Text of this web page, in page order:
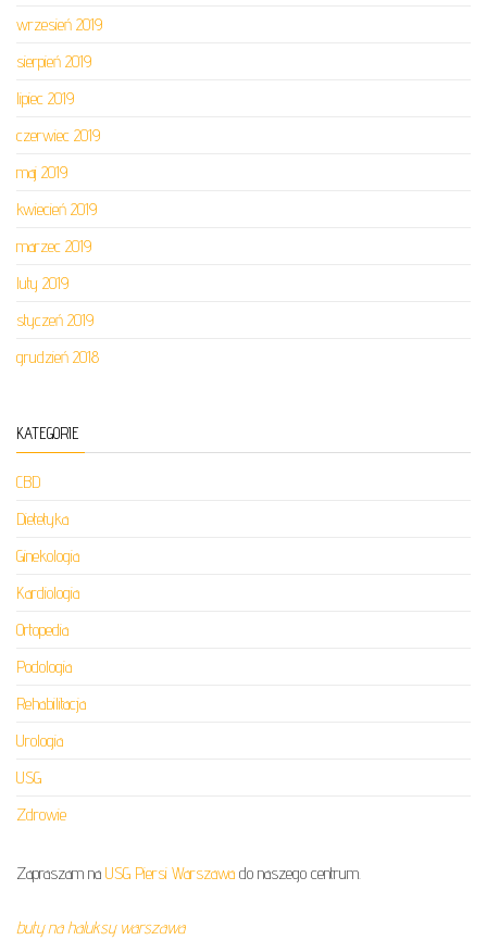
wrzesień 2019
sierpień 2019
lipiec 2019
czerwiec 2019
maj 2019
kwiecień 2019
marzec 2019
luty 2019
styczeń 2019
grudzień 2018
KATEGORIE
CBD
Dietetyka
Ginekologia
Kardiologia
Ortopedia
Podologia
Rehabilitacja
Urologia
USG
Zdrowie
Zapraszam na USG Piersi Warszawa do naszego centrum.
buty na haluksy warszawa